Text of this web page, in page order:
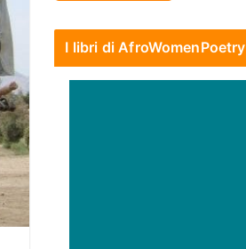
I libri di AfroWomenPoetry